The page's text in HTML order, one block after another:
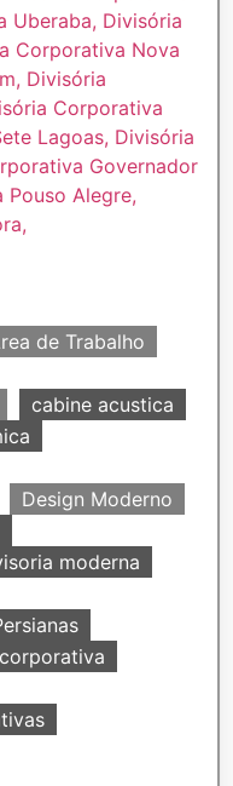
de Trabalho
cabine acustica
Design Moderno
moderna